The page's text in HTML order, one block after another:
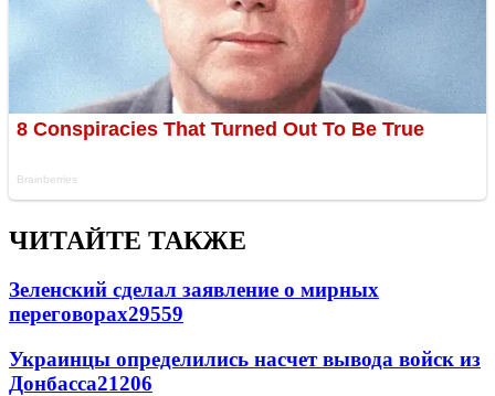
ЧИТАЙТЕ ТАКЖЕ
Зеленский сделал заявление о мирных
переговорах29559
Украинцы определились насчет вывода войск из
Донбасса21206